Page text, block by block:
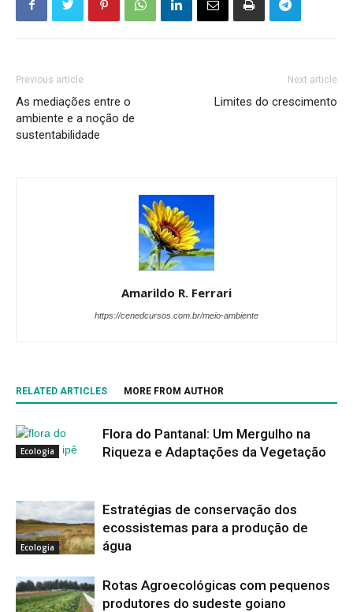
Previous article
As mediações entre o
ambiente e a noção de
sustentabilidade
Next article
Limites do crescimento
Amarildo R. Ferrari
https://cenedcursos.com.br/meio-ambiente
RELATED ARTICLES MORE FROM AUTHOR
Ecologia
Flora do Pantanal: Um Mergulho na
Riqueza e Adaptações da Vegetação
Ecologia
Estratégias de conservação dos
ecossistemas para a produção de
água
Rotas Agroecológicas com pequenos
produtores do sudeste goiano